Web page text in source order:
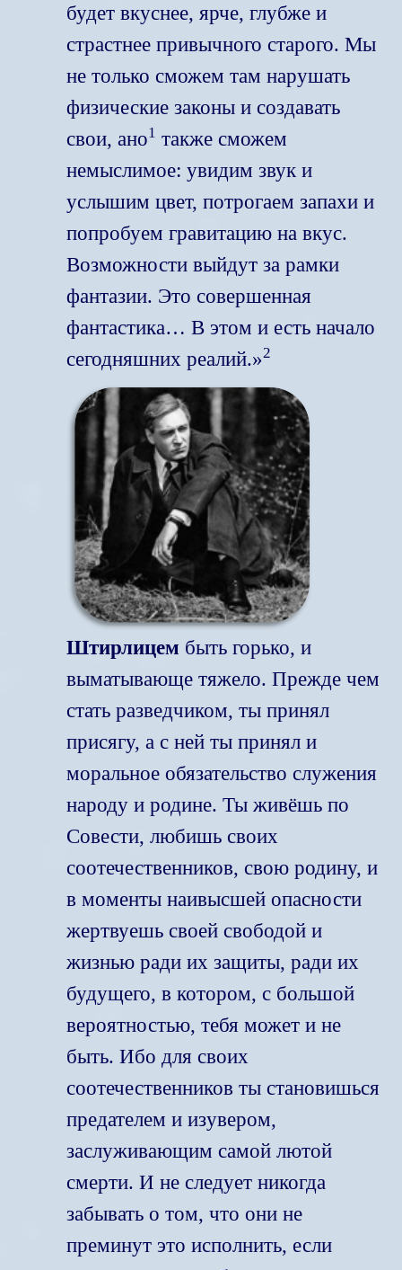
будет вкуснее, ярче, глубже и
страстнее привычного старого. Мы
не только сможем там нарушать
физические законы и создавать
свои, ано1 также сможем
немыслимое: увидим звук и
услышим цвет, потрогаем запахи и
попробуем гравитацию на вкус.
Возможности выйдут за рамки
фантазии. Это совершенная
фантастика… В этом и есть начало
сегодняшних реалий.»2
Штирлицем быть горько, и
выматывающе тяжело. Прежде чем
стать разведчиком, ты принял
присягу, а с ней ты принял и
моральное обязательство служения
народу и родине. Ты живёшь по
Совести, любишь своих
соотечественников, свою родину, и
в моменты наивысшей опасности
жертвуешь своей свободой и
жизнью ради их защиты, ради их
будущего, в котором, с большой
вероятностью, тебя может и не
быть. Ибо для своих
соотечественников ты становишься
предателем и изувером,
заслуживающим самой лютой
смерти. И не следует никогда
забывать о том, что они не
преминут это исполнить, если